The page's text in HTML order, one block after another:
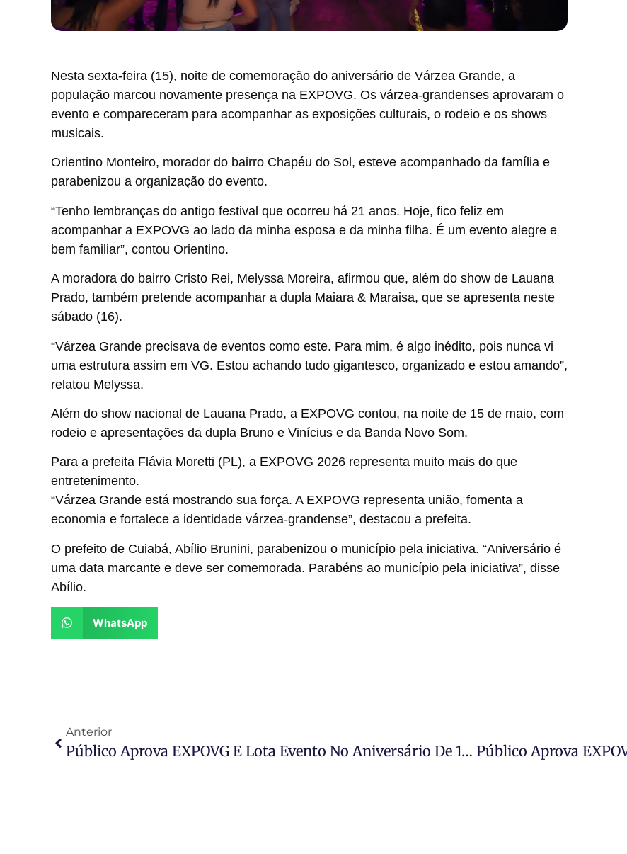
Nesta sexta-feira (15), noite de comemoração do aniversário de Várzea Grande, a
população marcou novamente presença na EXPOVG. Os várzea-grandenses aprovaram o
evento e compareceram para acompanhar as exposições culturais, o rodeio e os shows
musicais.
Orientino Monteiro, morador do bairro Chapéu do Sol, esteve acompanhado da família e
parabenizou a organização do evento.
“Tenho lembranças do antigo festival que ocorreu há 21 anos. Hoje, fico feliz em
acompanhar a EXPOVG ao lado da minha esposa e da minha filha. É um evento alegre e
bem familiar”, contou Orientino.
A moradora do bairro Cristo Rei, Melyssa Moreira, afirmou que, além do show de Lauana
Prado, também pretende acompanhar a dupla Maiara & Maraisa, que se apresenta neste
sábado (16).
“Várzea Grande precisava de eventos como este. Para mim, é algo inédito, pois nunca vi
uma estrutura assim em VG. Estou achando tudo gigantesco, organizado e estou amando”,
relatou Melyssa.
Além do show nacional de Lauana Prado, a EXPOVG contou, na noite de 15 de maio, com
rodeio e apresentações da dupla Bruno e Vinícius e da Banda Novo Som.
Para a prefeita Flávia Moretti (PL), a EXPOVG 2026 representa muito mais do que
entretenimento.
“Várzea Grande está mostrando sua força. A EXPOVG representa união, fomenta a
economia e fortalece a identidade várzea-grandense”, destacou a prefeita.
O prefeito de Cuiabá, Abílio Brunini, parabenizou o município pela iniciativa. “Aniversário é
uma data marcante e deve ser comemorada. Parabéns ao município pela iniciativa”, disse
Abílio.
WhatsApp
Anterior
Público Aprova EXPOVG E Lota Evento No Aniversário De 159 Anos De Várzea Grande